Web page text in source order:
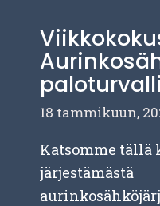
18 tammikuun,
Katsomme tällä
järjestämästä